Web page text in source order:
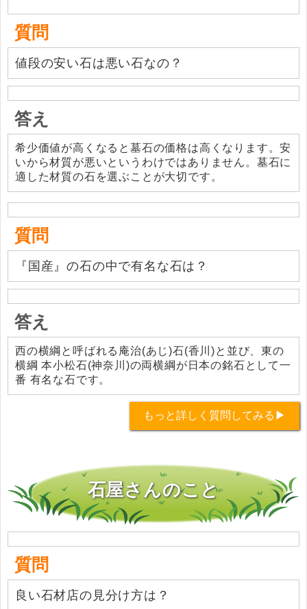
質問
値段の安い石は悪い石なの？
答え
希少価値が高くなると墓石の価格は高くなります。安
いから材質が悪いというわけではありません。墓石に
適した材質の石を選ぶことが大切です。
質問
『国産』の石の中で有名な石は？
答え
西の横綱と呼ばれる庵治(あじ)石(香川)と並び、東の
横綱 本小松石(神奈川)の両横綱が日本の銘石として一
番 有名な石です。
もっと詳しく質問してみる▶
石屋さんのこと
質問
良い石材店の見分け方は？